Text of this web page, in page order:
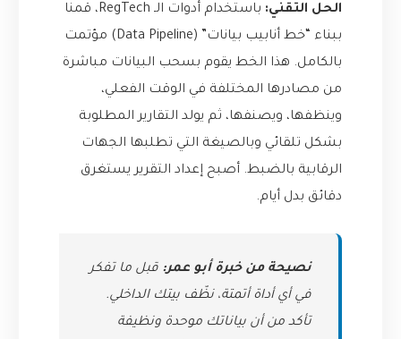
الحل التقني:
باستخدام أدوات الـ RegTech، قمنا
ببناء “خط أنابيب بيانات” (Data Pipeline) مؤتمت
بالكامل. هذا الخط يقوم بسحب البيانات مباشرة
من مصادرها المختلفة في الوقت الفعلي،
وينظفها، ويصنفها، ثم يولد التقارير المطلوبة
بشكل تلقائي وبالصيغة التي تطلبها الجهات
الرقابية بالضبط. أصبح إعداد التقرير يستغرق
دقائق بدل أيام.
نصيحة من خبرة أبو عمر: قبل ما تفكر
في أي أداة أتمتة، نظّف بيتك الداخلي.
تأكد من أن بياناتك موحدة ونظيفة